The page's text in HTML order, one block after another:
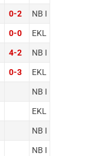
0-2 NB I
0-0 EKL
4-2 NB I
0-3 EKL
NB I
EKL
NB I
NB I